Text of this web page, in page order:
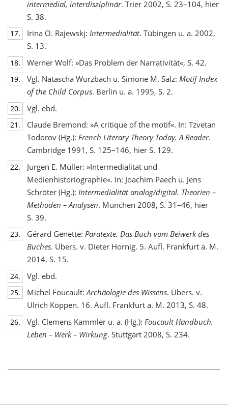
intermedial, interdisziplinär. Trier 2002, S. 23–104, hier
S. 38.
17. Irina O. Rajewskj: Intermedialität. Tübingen u. a. 2002,
S. 13.
18. Werner Wolf: »Das Problem der Narrativität«, S. 42.
19. Vgl. Natascha Würzbach u. Simone M. Salz: Motif Index
of the Child Corpus. Berlin u. a. 1995, S. 2.
20. Vgl. ebd.
21.
Claude Bremond: »A critique of the motif«. In: Tzvetan
Todorov (Hg.): French Literary Theory Today. A Reader.
Cambridge 1991, S. 125–146, hier S. 129.
22.
Jürgen E. Müller: »Intermedialität und
Medienhistoriographie«. In: Joachim Paech u. Jens
Schröter (Hg.): Intermedialität analog/digital. Theorien –
Methoden – Analysen. München 2008, S. 31–46, hier
S. 39.
23. Gérard Genette: Paratexte. Das Buch vom Beiwerk des
Buches. Übers. v. Dieter Hornig. 5. Aufl. Frankfurt a. M.
2014, S. 15.
24. Vgl. ebd.
25. Michel Foucault:Archäologie des Wissens. Übers. v.
Ulrich Köppen. 16. Aufl. Frankfurt a. M. 2013, S. 48.
26. Vgl. Clemens Kammler u. a. (Hg.): Foucault Handbuch.
Leben – Werk – Wirkung. Stuttgart 2008, S. 234.